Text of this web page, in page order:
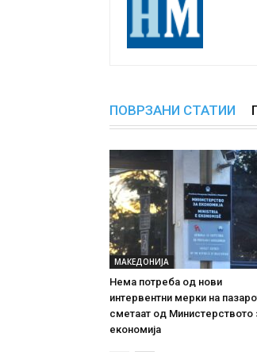
ПОВРЗАНИ СТАТИИ
МАКЕДОНИЈА
Нема потреба од нови
интервентни мерки на
сметаат од Министерството
економија